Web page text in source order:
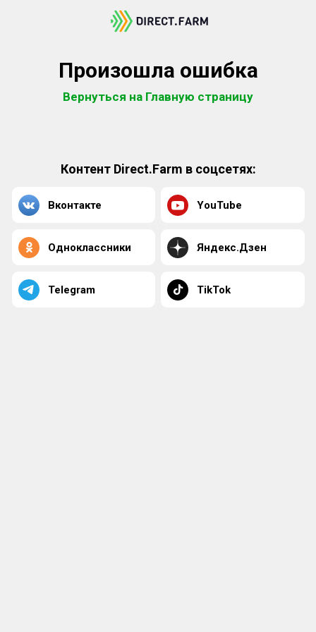
Произошла ошибка
Вернуться на Главную страницу
Контент Direct.Farm в соцсетях:
Вконтакте YouTube
Одноклассники Яндекс.Дзен
Telegram TikTok